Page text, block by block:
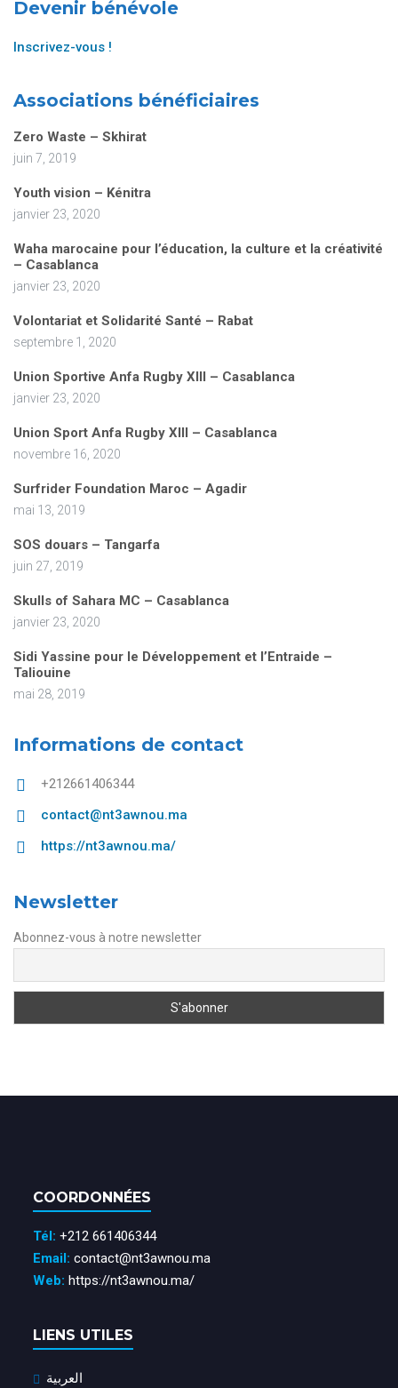
Devenir bénévole
Inscrivez-vous !
Associations bénéficiaires
Zero Waste – Skhirat
juin 7, 2019
Youth vision – Kénitra
janvier 23, 2020
Waha marocaine pour l’éducation, la culture et la créativité
– Casablanca
janvier 23, 2020
Volontariat et Solidarité Santé – Rabat
septembre 1, 2020
Union Sportive Anfa Rugby XIII – Casablanca
janvier 23, 2020
Union Sport Anfa Rugby XIII – Casablanca
novembre 16, 2020
Surfrider Foundation Maroc – Agadir
mai 13, 2019
SOS douars – Tangarfa
juin 27, 2019
Skulls of Sahara MC – Casablanca
janvier 23, 2020
Sidi Yassine pour le Développement et l’Entraide –
Taliouine
mai 28, 2019
Informations de contact
+212661406344
contact@nt3awnou.ma
https://nt3awnou.ma/
Newsletter
Abonnez-vous à notre newsletter
COORDONNÉES
Tél: +212 661406344
Email: contact@nt3awnou.ma
Web: https://nt3awnou.ma/
LIENS UTILES
العربية